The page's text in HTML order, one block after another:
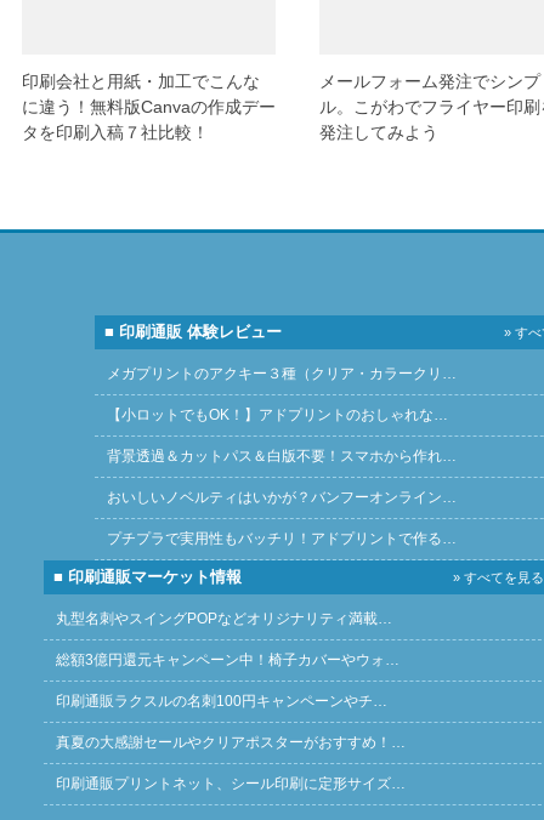
印刷会社と用紙・加工でこんな
に違う！無料版Canvaの作成デー
タを印刷入稿７社比較！
メールフォーム発注でシンプ
ル。こがわでフライヤー印刷
発注してみよう
■ 印刷通販 体験レビュー » す
メガプリントのアクキー３種（クリア・カラークリ…
【小ロットでもOK！】アドプリントのおしゃれな…
背景透過＆カットパス＆白版不要！スマホから作れ…
おいしいノベルティはいかが？バンフーオンライン…
プチプラで実用性もバッチリ！アドプリントで作る…
■ 印刷通販マーケット情報 » すべてを見る
丸型名刺やスイングPOPなどオリジナリティ満載…
総額3億円還元キャンペーン中！椅子カバーやウォ…
印刷通販ラクスルの名刺100円キャンペーンやチ…
真夏の大感謝セールやクリアポスターがおすすめ！…
印刷通販プリントネット、シール印刷に定形サイズ…